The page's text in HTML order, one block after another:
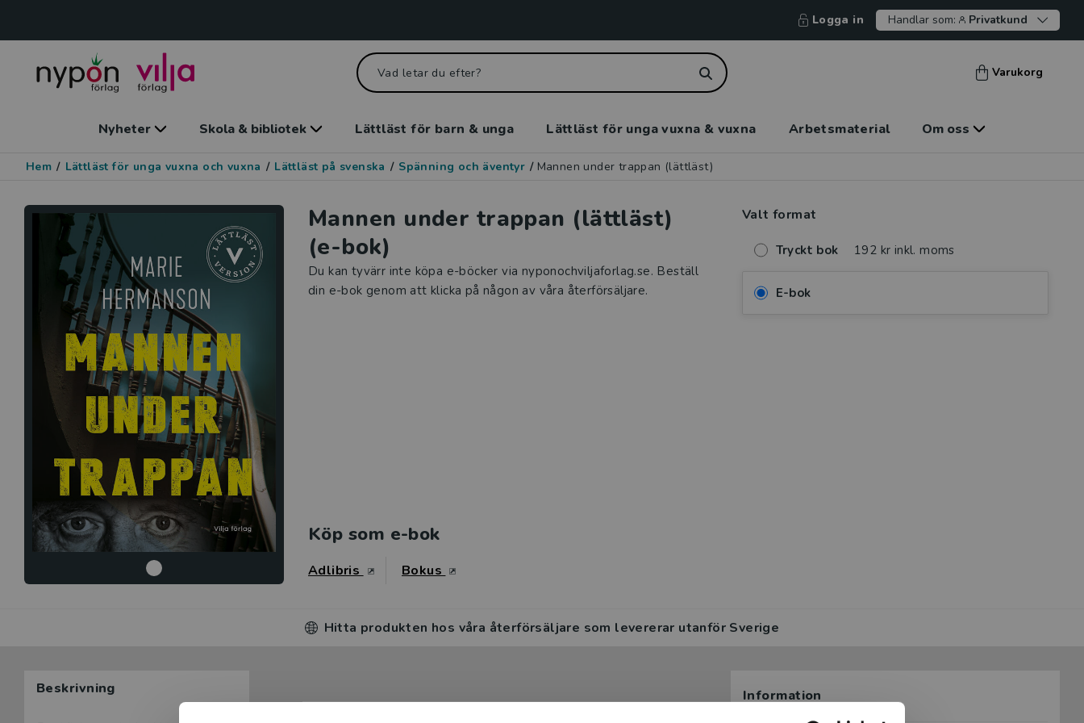
Logga in Handlar som: Privatkund
Varukorg
Nyheter Skola & bibliotek Lättläst för barn & unga Lättläst för unga vuxna & vuxna Arbetsmaterial Om oss
Hem / Lättläst för unga vuxna och vuxna / Lättläst på svenska / Spänning och äventyr / Mannen under trappan (lättläst)
Mannen under trappan (lättläst)
(e-bok)
Du kan tyvärr inte köpa e-böcker via nyponochviljaforlag.se. Beställ
din e-bok genom att klicka på någon av våra återförsäljare.
Köp som e-bok
Adlibris Bokus
Valt format
Tryckt bok 192 kr inkl. moms
E-bok
Hitta produkten hos våra återförsäljare som levererar utanför Sverige
Beskrivning Information